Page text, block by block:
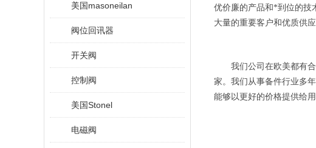
美国masoneilan
阀位回讯器
开关阀
控制阀
美国Stonel
电磁阀
优价廉的产品和*到位的技
大量的重要客户和优质供
我们公司在欧美都有合
家。我们从事备件行业多年
能够以更好的价格提供给用